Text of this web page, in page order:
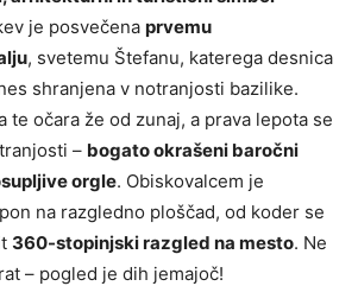
je posvečena prvemu
, svetemu Štefanu, katerega desnica
shranjena v notranjosti bazilike.
te očara že od zunaj, a prava lepota se
– bogato okrašeni baročni
orgle. Obiskovalcem je
na razgledno ploščad, od koder se
360-stopinjski razgled na mesto. Ne
– pogled je dih jemajoč!